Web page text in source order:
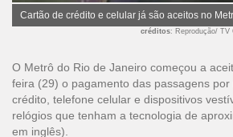
Cartão de crédito e celular já são aceitos no
créditos: Reprodução/ TV
O Metrô do Rio de Janeiro começou a
feira (29) o pagamento das passagens
crédito, telefone celular e dispositivos
relógios que tenham a tecnologia de
em inglês).